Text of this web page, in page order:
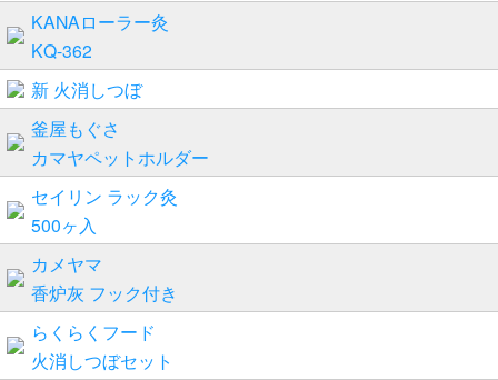
KANAローラー灸
KQ-362
新 火消しつぼ
釜屋もぐさ
カマヤペットホルダー
セイリン ラック灸
500ヶ入
カメヤマ
香炉灰 フック付き
らくらくフード
火消しつぼセット